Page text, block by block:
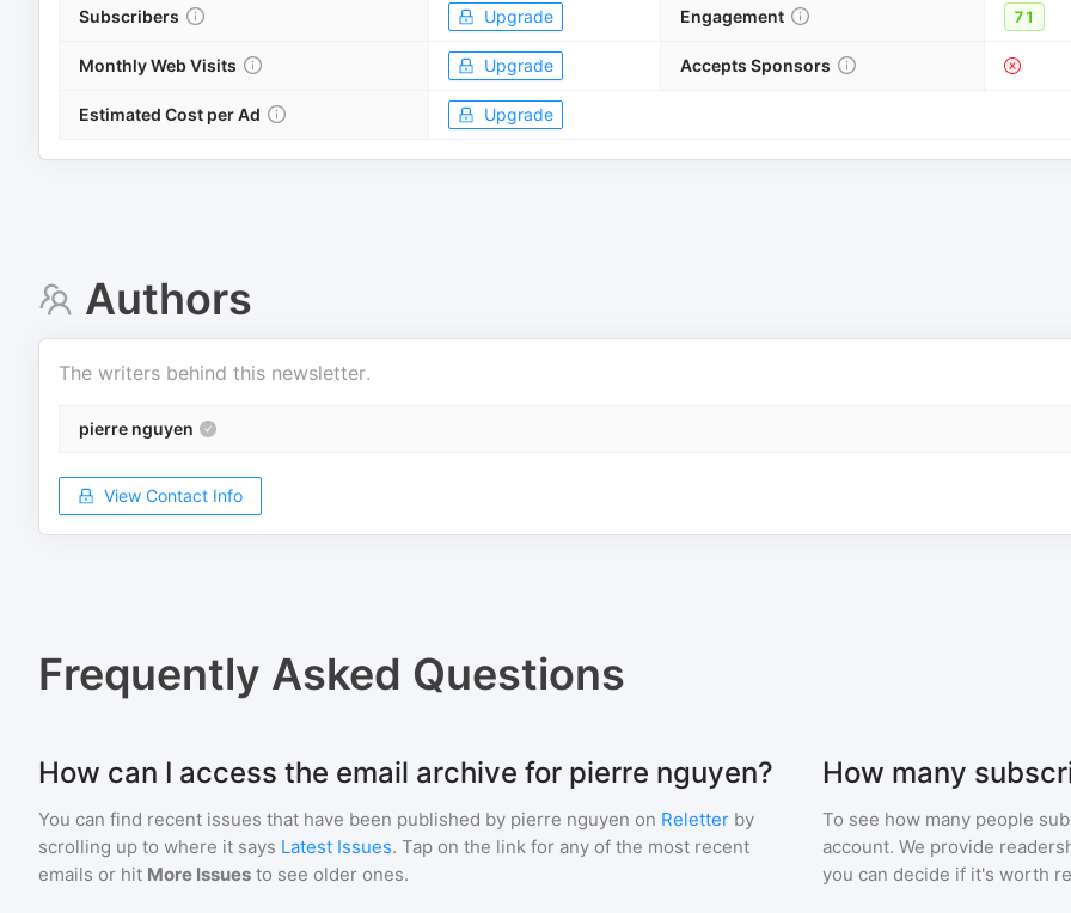
Subscribers Upgrade Engagement 71
Monthly Web Visits Upgrade Accepts Sponsors
Estimated Cost per Ad Upgrade
Authors
The writers behind this newsletter.
pierre nguyen
View Contact Info
Frequently Asked Questions
How can I access the email archive for pierre nguyen?
You can find recent issues that have been published by pierre nguyen on Reletter by
scrolling up to where it says Latest Issues. Tap on the link for any of the most recent
emails or hit More Issues to see older ones.
How many
To see how many people
account. We provide
you can decide if it's worth